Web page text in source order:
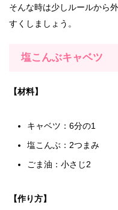
そんな時は少しルールから
すくしましょう。
塩こんぶキャベツ
【材料】
キャベツ：6分の1
塩こんぶ：2つまみ
ごま油：小さじ2
【作り方】